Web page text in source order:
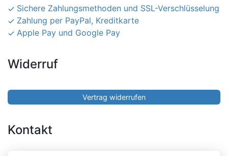
Sichere Zahlungsmethoden und SSL-Verschlüsselung
Zahlung per PayPal, Kreditkarte
Apple Pay und Google Pay
Widerruf
Vertrag widerrufen
Kontakt